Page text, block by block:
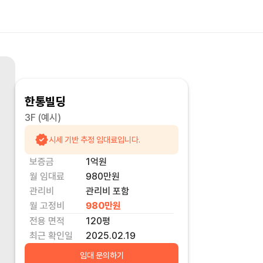
한통빌딩
3F (예시)
시세 기반 추정 임대료입니다.
보증금 1억원
월 임대료
980만원
관리비
관리비 포함
월 고정비
980만원
전용 면적
120평
최근 확인일
2025.02.19
임대 문의하기